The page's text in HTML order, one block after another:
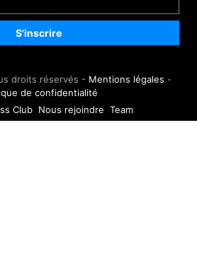
droits réservés - Mentions légales -
de confidentialité
Club Nous rejoindre Team